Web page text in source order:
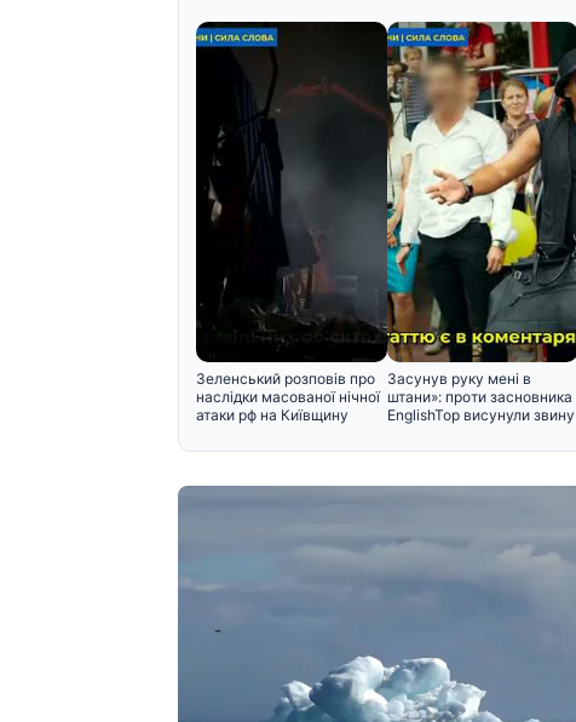
Зеленський розповів про
наслідки масованої нічної
атаки рф на Київщину
Засунув руку мені в
штани»: проти засновника
EnglishTop висунули звину